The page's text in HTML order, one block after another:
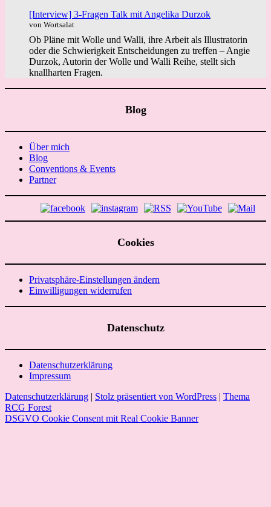
[Interview] 3-Fragen Talk mit Angelika Durzok
von Wortsalat
Ob Pläne mit Wolle und Walli, ihre Arbeit als Illustratorin
oder die Schwierigkeit Entscheidungen zu treffen – Angie
Durzok, Autorin der Wolle und Walli Reihe, stellt sich
knallharten Fragen.
Blog
Über mich
Blog
Conventions & Events
Partner
Cookies
Privatsphäre-Einstellungen ändern
Einwilligungen widerrufen
Datenschutz
Datenschutzerklärung
Impressum
Datenschutzerklärung | Stolz präsentiert von WordPress | Thema
RCG Forest
DSGVO Cookie Consent mit Real Cookie Banner